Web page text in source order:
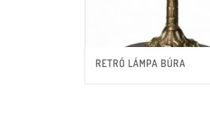
RETRÓ LÁMPA BÚRA